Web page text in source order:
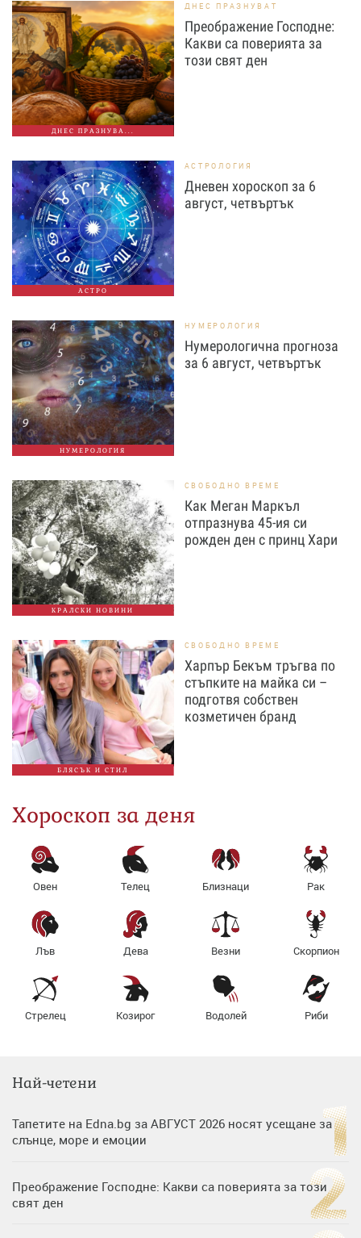
ДНЕС ПРАЗНУВА...
ДНЕС ПРАЗНУВАТ
Преображение Господне:
Какви са поверията за
този свят ден
АСТРО
АСТРОЛОГИЯ
Дневен хороскоп за 6
август, четвъртък
НУМЕРОЛОГИЯ
НУМЕРОЛОГИЯ
Нумерологична прогноза
за 6 август, четвъртък
КРАЛСКИ НОВИНИ
СВОБОДНО ВРЕМЕ
Как Меган Маркъл
отпразнува 45-ия си
рожден ден с принц Хари
БЛЯСЪК И СТИЛ
СВОБОДНО ВРЕМЕ
Харпър Бекъм тръгва по
стъпките на майка си –
подготвя собствен
козметичен бранд
Хороскоп за деня
Овен Телец Близнаци Рак
Лъв Дева Везни Скорпион
Стрелец Козирог Водолей Риби
Най-четени
Тапетите на Edna.bg за АВГУСТ 2026 носят усещане за
слънце, море и емоции
Преображение Господне: Какви са поверията за този
свят ден